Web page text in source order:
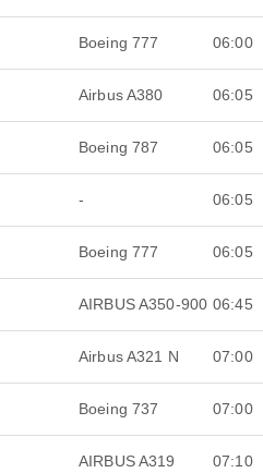
Boeing 777 06:00
Airbus A380 06:05
Boeing 787 06:05
- 06:05
Boeing 777 06:05
AIRBUS A350-900 06:45
Airbus A321 N 07:00
Boeing 737 07:00
AIRBUS A319 07:10